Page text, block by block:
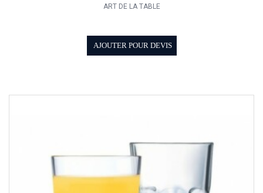
ART DE LA TABLE
AJOUTER POUR DEVIS